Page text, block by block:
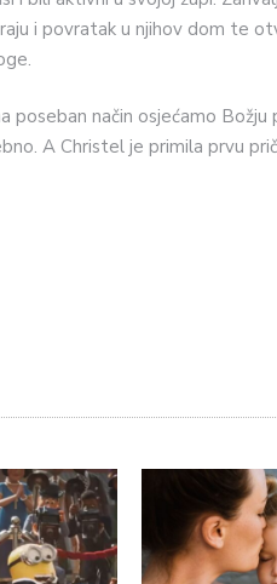
i povratak u njihov dom te
poseban način osjećamo Božju
A Christel je primila prvu